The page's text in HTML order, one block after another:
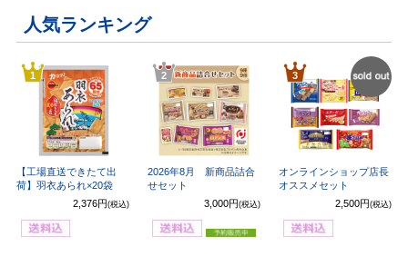
人気ランキング
1
【工場直送できたて出
荷】羽衣あられ×20袋
2,376円 (税込)
2
2026年8月 新商品詰合
せセット
3,000円 (税込)
3
OUT
オンラインショップ店長
オススメセット
2,500円(税込)